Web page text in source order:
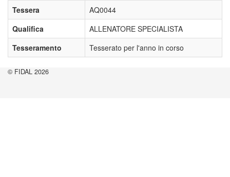
Tessera
AQ0044
Qualifica
ALLENATORE SPECIALISTA
Tesseramento
Tesserato per l'anno in corso
© FIDAL 2026